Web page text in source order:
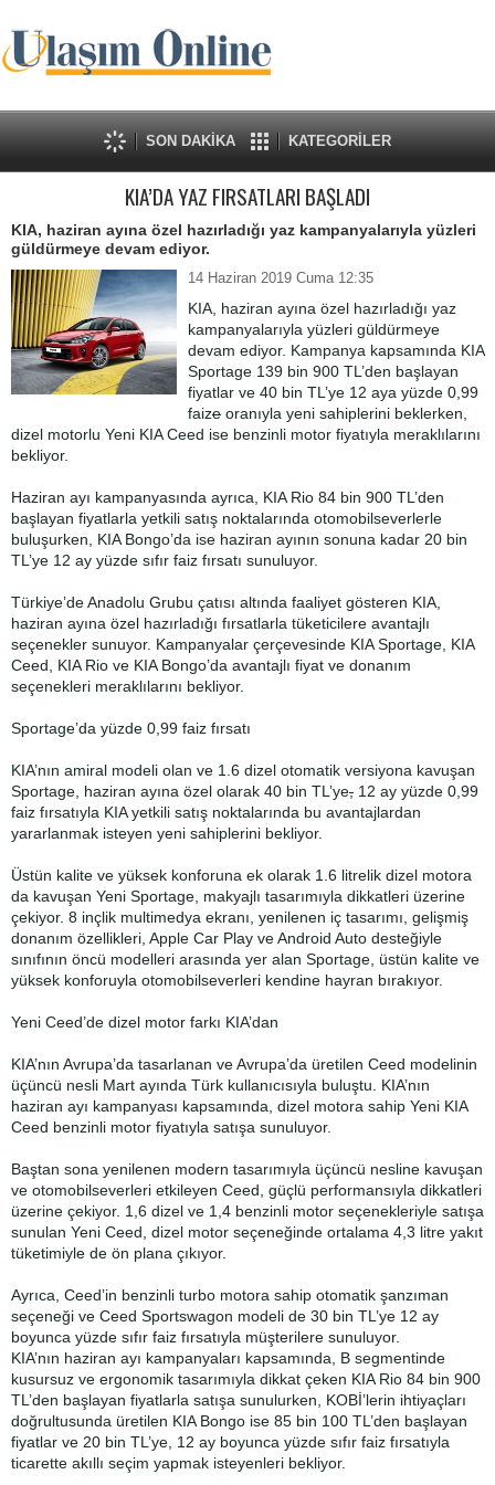
SON DAKİKA KATEGORİLER
KIA’DA YAZ FIRSATLARI BAŞLADI
KIA, haziran ayına özel hazırladığı yaz kampanyalarıyla yüzleri
güldürmeye devam ediyor.
14 Haziran 2019 Cuma 12:35
KIA, haziran ayına özel hazırladığı yaz
kampanyalarıyla yüzleri güldürmeye
devam ediyor. Kampanya kapsamında KIA
Sportage 139 bin 900 TL’den başlayan
fiyatlar ve 40 bin TL’ye 12 aya yüzde 0,99
faize oranıyla yeni sahiplerini beklerken,
dizel motorlu Yeni KIA Ceed ise benzinli motor fiyatıyla meraklılarını
bekliyor.
Haziran ayı kampanyasında ayrıca, KIA Rio 84 bin 900 TL’den
başlayan fiyatlarla yetkili satış noktalarında otomobilseverlerle
buluşurken, KIA Bongo’da ise haziran ayının sonuna kadar 20 bin
TL’ye 12 ay yüzde sıfır faiz fırsatı sunuluyor.
Türkiye’de Anadolu Grubu çatısı altında faaliyet gösteren KIA,
haziran ayına özel hazırladığı fırsatlarla tüketicilere avantajlı
seçenekler sunuyor. Kampanyalar çerçevesinde KIA Sportage, KIA
Ceed, KIA Rio ve KIA Bongo’da avantajlı fiyat ve donanım
seçenekleri meraklılarını bekliyor.
Sportage’da yüzde 0,99 faiz fırsatı
KIA’nın amiral modeli olan ve 1.6 dizel otomatik versiyona kavuşan
Sportage, haziran ayına özel olarak 40 bin TL’ye, 12 ay yüzde 0,99
faiz fırsatıyla KIA yetkili satış noktalarında bu avantajlardan
yararlanmak isteyen yeni sahiplerini bekliyor.
Üstün kalite ve yüksek konforuna ek olarak 1.6 litrelik dizel motora
da kavuşan Yeni Sportage, makyajlı tasarımıyla dikkatleri üzerine
çekiyor. 8 inçlik multimedya ekranı, yenilenen iç tasarımı, gelişmiş
donanım özellikleri, Apple Car Play ve Android Auto desteğiyle
sınıfının öncü modelleri arasında yer alan Sportage, üstün kalite ve
yüksek konforuyla otomobilseverleri kendine hayran bırakıyor.
Yeni Ceed’de dizel motor farkı KIA’dan
KIA’nın Avrupa’da tasarlanan ve Avrupa’da üretilen Ceed modelinin
üçüncü nesli Mart ayında Türk kullanıcısıyla buluştu. KIA’nın
haziran ayı kampanyası kapsamında, dizel motora sahip Yeni KIA
Ceed benzinli motor fiyatıyla satışa sunuluyor.
Baştan sona yenilenen modern tasarımıyla üçüncü nesline kavuşan
ve otomobilseverleri etkileyen Ceed, güçlü performansıyla dikkatleri
üzerine çekiyor. 1,6 dizel ve 1,4 benzinli motor seçenekleriyle satışa
sunulan Yeni Ceed, dizel motor seçeneğinde ortalama 4,3 litre yakıt
tüketimiyle de ön plana çıkıyor.
Ayrıca, Ceed’in benzinli turbo motora sahip otomatik şanzıman
seçeneği ve Ceed Sportswagon modeli de 30 bin TL’ye 12 ay
boyunca yüzde sıfır faiz fırsatıyla müşterilere sunuluyor.
KIA’nın haziran ayı kampanyaları kapsamında, B segmentinde
kusursuz ve ergonomik tasarımıyla dikkat çeken KIA Rio 84 bin 900
TL’den başlayan fiyatlarla satışa sunulurken, KOBİ’lerin ihtiyaçları
doğrultusunda üretilen KIA Bongo ise 85 bin 100 TL’den başlayan
fiyatlar ve 20 bin TL’ye, 12 ay boyunca yüzde sıfır faiz fırsatıyla
ticarette akıllı seçim yapmak isteyenleri bekliyor.